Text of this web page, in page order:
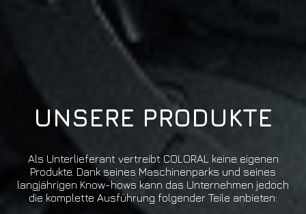
UNSERE PRODUKTE
Als Unterlieferant vertreibt COLORAL keine eigenen
Produkte. Dank seines Maschinenparks und seines
langjährigen Know-hows kann das Unternehmen jedoch
die komplette Ausführung folgender Teile anbieten: